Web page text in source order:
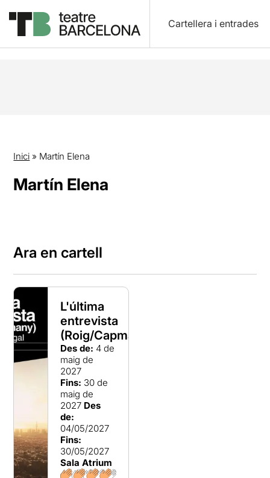
Cartellera i entrades
Inici » Martín Elena
Martín Elena
Ara en cartell
L'última
entrevista
(Roig/Capmany)
Des de: 4 de
maig de
2027
Fins: 30 de
maig de
2027 Des
de:
04/05/2027
Fins:
30/05/2027
Sala Atrium